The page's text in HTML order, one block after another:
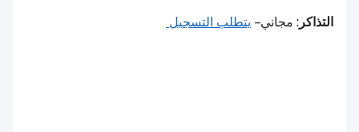
التذاكر : مجاني – يتطلب التسجيل